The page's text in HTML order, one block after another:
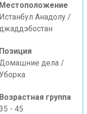
Местоположение
Истанбул Анадолу /
Позиция
дела /
Возрастная группа
- 45